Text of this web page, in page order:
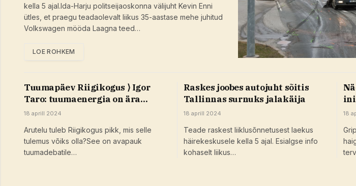
kella 5 ajal.Ida-Harju politseijaoskonna välijuht Kevin Enni
ütles, et praegu teadaolevalt liikus 35-aastase mehe juhitud
Volkswagen mööda Laagna teed…
LOE ROHKEM
Tuumapäev Riigikogus ⟩ Igor
Taro: tuumaenergia on ära
hoidnud 1,8 miljonit enneaegset
18 aprill 2024
Arutelu tuleb Riigikogus pikk, mis selle
tulemus võiks olla?See on avapauk
tuumadebatile…
Raskes joobes autojuht sõitis
Tallinnas surnuks jalakäija
18 aprill 2024
Teade raskest liiklusõnnetusest laekus
häirekeskusele kella 5 ajal. Esialgse info
kohaselt liikus…
18